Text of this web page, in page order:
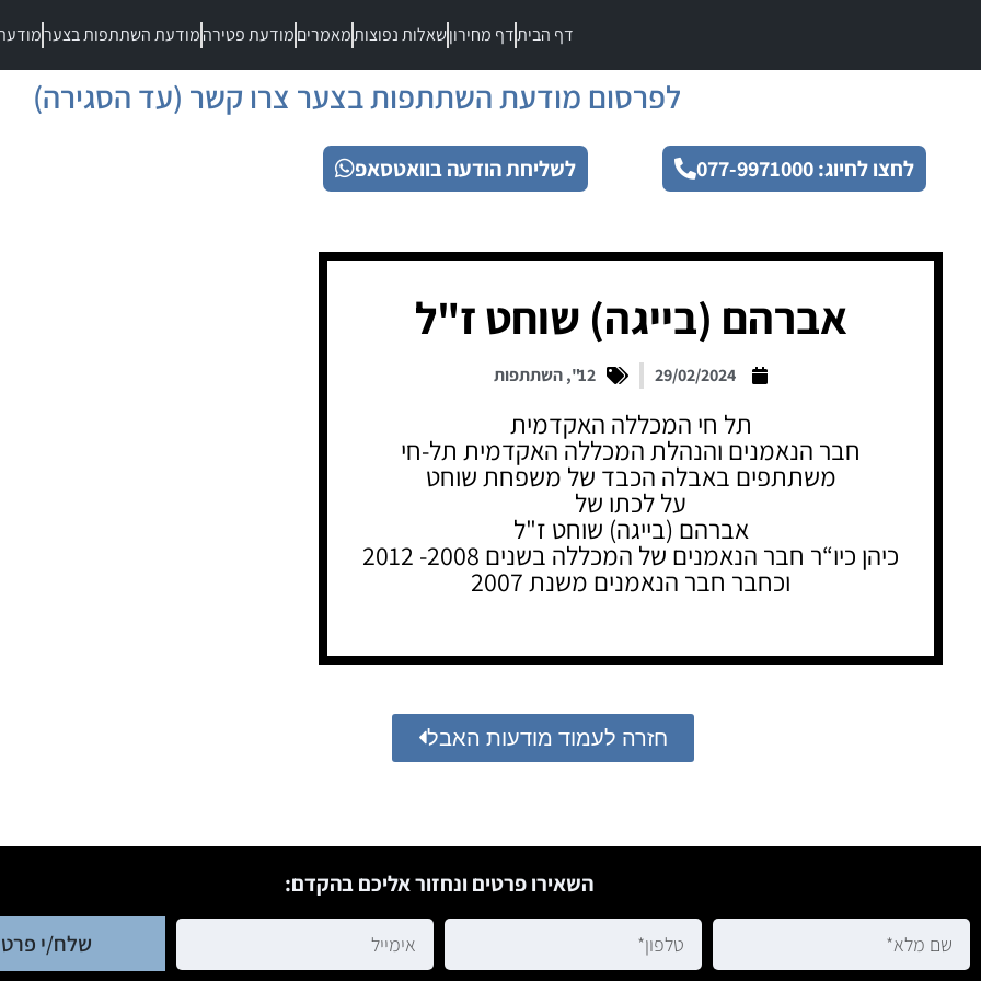
דף הביתדף מחירוןשאלות נפוצותמאמריםמודעת פטירהמודעת השתתפות בצער
לפרסום מודעת השתתפות בצער צרו קשר (עד הסגירה)
לחצו לחיוג: 077-9971000 לשליחת הודעה בוואטסאפ
אברהם (בייגה) שוחט ז"ל
29/02/2024
12"
,השתתפות
תל חי המכללה האקדמית
חבר הנאמנים והנהלת המכללה האקדמית תל-חי
משתתפים באבלה הכבד של משפחת שוחט
על לכתו של
אברהם (בייגה) שוחט ז"ל
כיהן כיו“ר חבר הנאמנים של המכללה בשנים 2008- 2012
וכחבר חבר הנאמנים משנת 2007
חזרה לעמוד מודעות האבל
השאירו פרטים ונחזור אליכם בהקדם:
שלח/י